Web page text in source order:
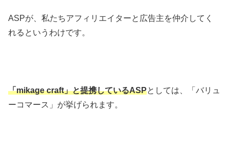
ASPが、私たちアフィリエイターと広告主を仲介してく
れるというわけです。
「mikage craft」と提携しているASPとしては、「バリュ
ーコマース」が挙げられます。